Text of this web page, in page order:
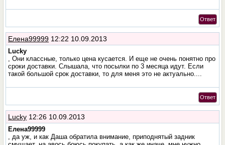
Ответ
Елена99999 12:22 10.09.2013
Lucky
, Они классные, только цена кусается. И еще не очень понятно про
сроки доставки. Слышала, что посылки по 3 месяца идут. Если
такой большой срок доставки, то для меня это не актуально....
Ответ
Lucky 12:26 10.09.2013
Елена99999
, да уж, и как Даша обратила внимание, приподнятый задник